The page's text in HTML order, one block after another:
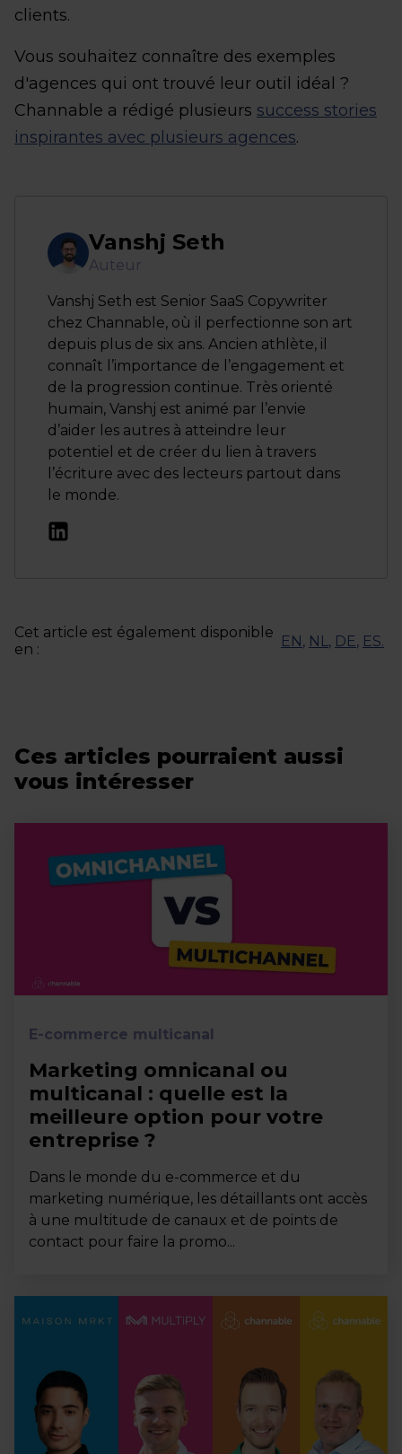
clients.
Vous souhaitez connaître des exemples
d'agences qui ont trouvé leur outil idéal ?
Channable a rédigé plusieurs success stories
inspirantes avec plusieurs agences.
Vanshj Seth
Auteur
Vanshj Seth est Senior SaaS Copywriter
chez Channable, où il perfectionne son art
depuis plus de six ans. Ancien athlète, il
connaît l’importance de l’engagement et
de la progression continue. Très orienté
humain, Vanshj est animé par l’envie
d’aider les autres à atteindre leur
potentiel et de créer du lien à travers
l’écriture avec des lecteurs partout dans
le monde.
Cet article est également disponible
en :
EN, NL, DE, ES.
Ces articles pourraient aussi
vous intéresser
E-commerce multicanal
Marketing omnicanal ou
multicanal : quelle est la
meilleure option pour votre
entreprise ?
Dans le monde du e-commerce et du
marketing numérique, les détaillants ont accès
à une multitude de canaux et de points de
contact pour faire la promo...